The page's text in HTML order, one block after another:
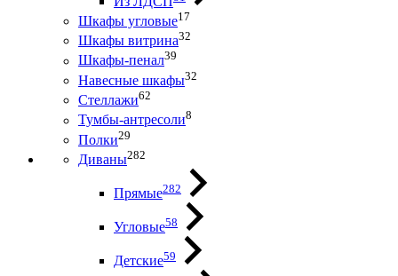
Шкафы угловые17
Шкафы витрина32
Шкафы-пенал39
Навесные шкафы32
Стеллажи62
Тумбы-антресоли8
Полки29
Диваны282
Прямые282
Угловые58
Детские59